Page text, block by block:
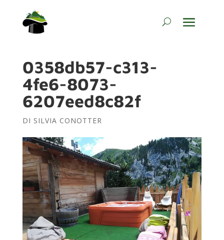
0358db57-c313-
4fe6-8073-
6207eed8c82f
DI SILVIA CONOTTER